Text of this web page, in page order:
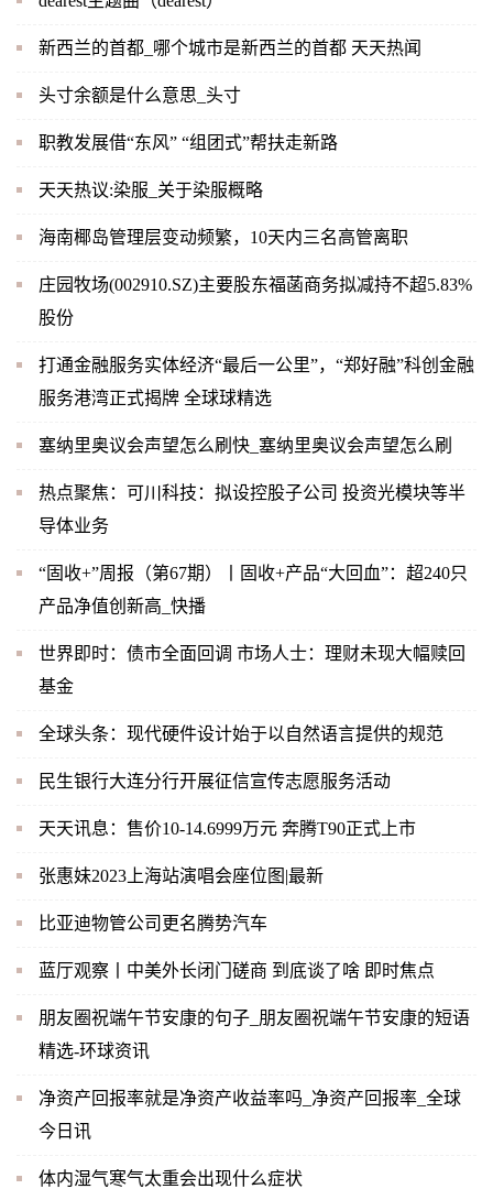
新西兰的首都_哪个城市是新西兰的首都 天天热闻
头寸余额是什么意思_头寸
职教发展借“东风” “组团式”帮扶走新路
天天热议:染服_关于染服概略
海南椰岛管理层变动频繁，10天内三名高管离职
庄园牧场(002910.SZ)主要股东福菡商务拟减持不超5.83%
股份
打通金融服务实体经济“最后一公里”，“郑好融”科创金融
服务港湾正式揭牌 全球球精选
塞纳里奥议会声望怎么刷快_塞纳里奥议会声望怎么刷
热点聚焦：可川科技：拟设控股子公司 投资光模块等半
导体业务
“固收+”周报（第67期）丨固收+产品“大回血”：超240只
产品净值创新高_快播
世界即时：债市全面回调 市场人士：理财未现大幅赎回
基金
全球头条：现代硬件设计始于以自然语言提供的规范
民生银行大连分行开展征信宣传志愿服务活动
天天讯息：售价10-14.6999万元 奔腾T90正式上市
张惠妹2023上海站演唱会座位图|最新
比亚迪物管公司更名腾势汽车
蓝厅观察丨中美外长闭门磋商 到底谈了啥 即时焦点
朋友圈祝端午节安康的句子_朋友圈祝端午节安康的短语
精选-环球资讯
净资产回报率就是净资产收益率吗_净资产回报率_全球
今日讯
体内湿气寒气太重会出现什么症状